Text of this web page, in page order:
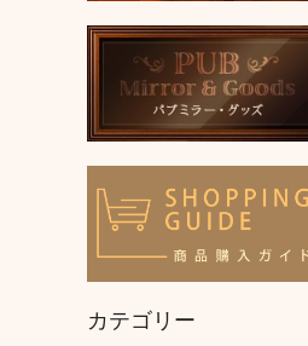
カテゴリー